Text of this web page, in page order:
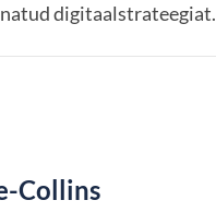
digitaalstrateegiat.
Collins